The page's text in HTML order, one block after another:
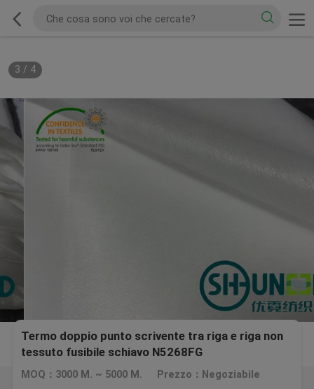
3 / 4
Termo doppio punto scrivente tra riga e riga non
tessuto fusibile schiavo N5268FG
MOQ：3000 M. ~ 5000 M. Prezzo：Negoziabile